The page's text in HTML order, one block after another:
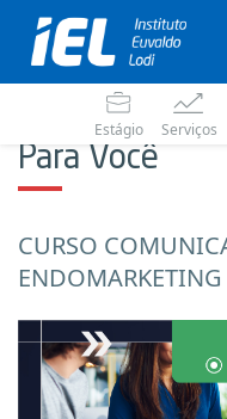
Estágio Serviços
Para Você
CURSO
ENDOMARKETING